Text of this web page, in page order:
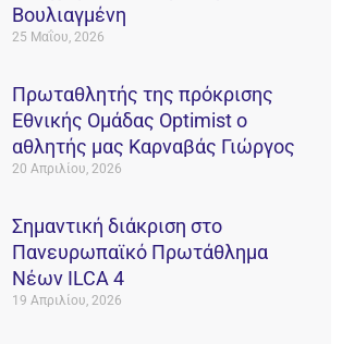
Βουλιαγμένη
25 Μαΐου, 2026
Πρωταθλητής της πρόκρισης
Εθνικής Ομάδας Οptimist ο
αθλητής μας Καρναβάς Γιώργος
20 Απριλίου, 2026
Σημαντική διάκριση στο
Πανευρωπαϊκό Πρωτάθλημα
Νέων ILCA 4
19 Απριλίου, 2026